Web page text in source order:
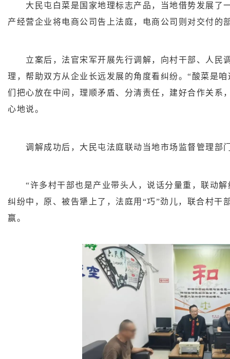
大民屯白菜是国家地理标志产品，当地借势发展了
产经营企业将电商公司告上法庭，电商公司则对交付的
立案后，法官宋军开展先行调解，向村干部、人民
理，帮助双方从企业长远发展的角度看纠纷。“酸菜是
们把心放在中间，理顺矛盾、分清责任，建好合作关系
心地说。
调解成功后，大民屯法庭联动当地市场监督管理部
“许多村干部也是产业带头人，说话分量重，联动解
纠纷中，原、被告犟上了，法庭用“巧”劲儿，联合村干
赢。